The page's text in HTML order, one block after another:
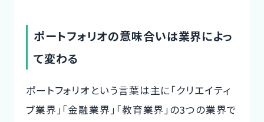
ポートフォリオの意味合いは業界によっ
て変わる
ポートフォリオという言葉は主に「クリエイティ
ブ業界」「金融業界」「教育業界」の3つの業界で